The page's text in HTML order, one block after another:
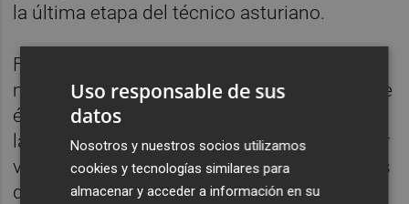
la última etapa del técnico asturiano.
Fernández evitó meterse en "líos" al
mencionar a Luis Enrique, insistiendo en que
él solo intenta "rendir con mi equipo, hacer
las cosas bien". "Tenía la esperanza de haber
vuelto con Luis Enrique, pero son decisiones
de entrenador, no me puedo meter. A lo
Uso responsable de sus
datos
Nosotros y nuestros socios utilizamos
cookies y tecnologías similares para
almacenar y acceder a información en su